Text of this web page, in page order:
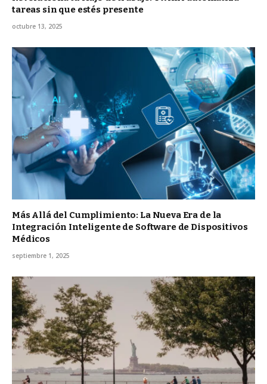
tareas sin que estés presente
octubre 13, 2025
Más Allá del Cumplimiento: La Nueva Era de la
Integración Inteligente de Software de Dispositivos
Médicos
septiembre 1, 2025